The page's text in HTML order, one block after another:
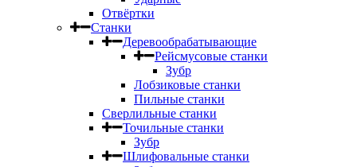
Отвёртки
Станки
Деревообрабатывающие
Рейсмусовые станки
Зубр
Лобзиковые станки
Пильные станки
Сверлильные станки
Точильные станки
Зубр
Шлифовальные станки